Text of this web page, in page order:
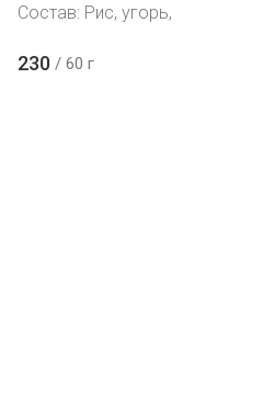
Состав: Рис, угорь,
230 60 г